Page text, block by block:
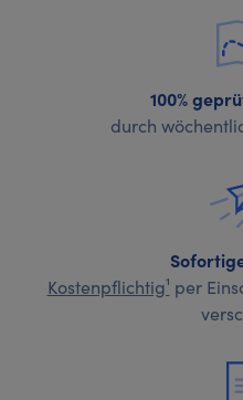
100%
durch
Kostenpflichtig¹ per